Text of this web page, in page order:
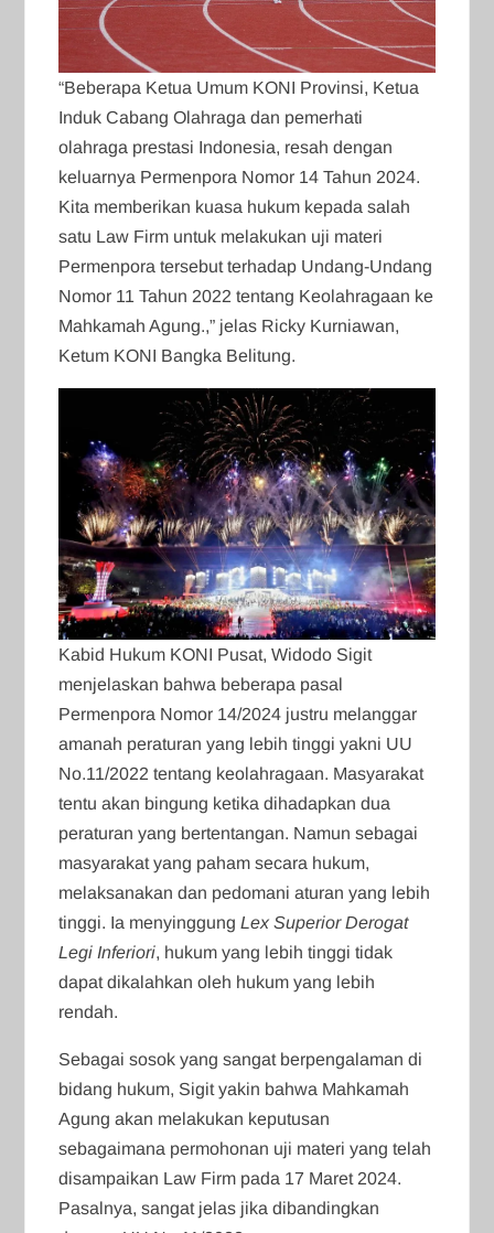
“Beberapa Ketua Umum KONI Provinsi, Ketua
Induk Cabang Olahraga dan pemerhati
olahraga prestasi Indonesia, resah dengan
keluarnya Permenpora Nomor 14 Tahun 2024.
Kita memberikan kuasa hukum kepada salah
satu Law Firm untuk melakukan uji materi
Permenpora tersebut terhadap Undang-Undang
Nomor 11 Tahun 2022 tentang Keolahragaan ke
Mahkamah Agung.,” jelas Ricky Kurniawan,
Ketum KONI Bangka Belitung.
Kabid Hukum KONI Pusat, Widodo Sigit
menjelaskan bahwa beberapa pasal
Permenpora Nomor 14/2024 justru melanggar
amanah peraturan yang lebih tinggi yakni UU
No.11/2022 tentang keolahragaan. Masyarakat
tentu akan bingung ketika dihadapkan dua
peraturan yang bertentangan. Namun sebagai
masyarakat yang paham secara hukum,
melaksanakan dan pedomani aturan yang lebih
tinggi. Ia menyinggungLex Superior Derogat
Legi Inferiori, hukum yang lebih tinggi tidak
dapat dikalahkan oleh hukum yang lebih
rendah.
Sebagai sosok yang sangat berpengalaman di
bidang hukum, Sigit yakin bahwa Mahkamah
Agung akan melakukan keputusan
sebagaimana permohonan uji materi yang telah
disampaikan Law Firm pada 17 Maret 2024.
Pasalnya, sangat jelas jika dibandingkan